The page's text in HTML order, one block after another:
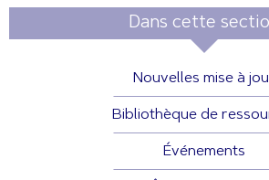
Dans cette
Nouvelles mise à
Bibliothèque de
Événements